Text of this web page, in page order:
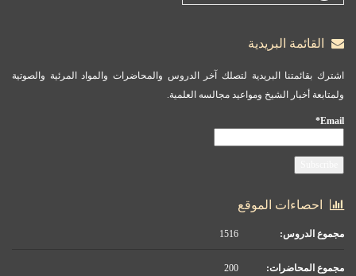
القائمة البريدية
اشترك بقائمتنا البريدية لتصلك آخر الدروس والمحاضرات والمواد المرئية والصوتية
ولمتابعة أخبار الشيخ ومواعيد مجالسه العلمية.
Email*
احصاءات الموقع
مجموع الدروس:
مجموع المحاضرات: